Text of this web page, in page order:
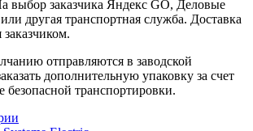
выбор заказчика Яндекс GO, Деловые
другая транспортная служба. Доставка
заказчиком.
отправляются в заводской
дополнительную упаковку за счет
безопасной транспортировки.